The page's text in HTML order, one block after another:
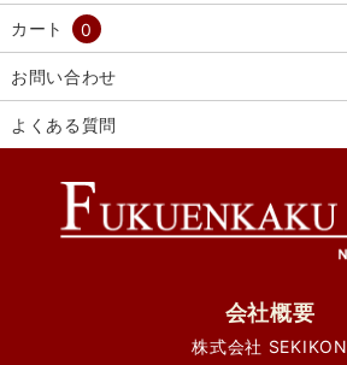
カート 0
お問い合わせ
よくある質問
会社概要
株式会社 SEKIKON